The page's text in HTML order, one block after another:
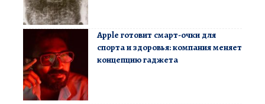
Apple готовит смарт-очки для
спорта и здоровья: компания меняет
концепцию гаджета